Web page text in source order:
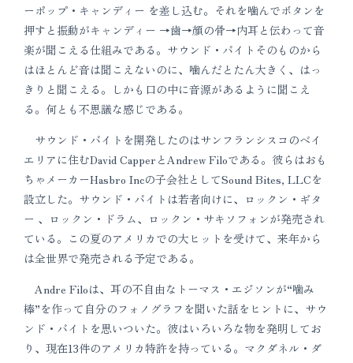
ーポップ・キャンディー を差し込む。それを噛んでボタンを
押すと振動がキャンディー →歯→顔の骨→内耳と伝わって音
楽が聞こえる仕組みである。サウンド・バイトそのものから
はほとんど音は聞こえないのに、噛んだとたん大きく、はっ
きりと聞こえる。しかも口の中に音源があるように聞こえ
る。何とも不思議な感じである。
サウンド・バイトを開発したのはサンフランシスコのベイ
エリアに住むDavid CapperとAndrew Filoである。彼らはおも
ちゃメーカーHasbro Incの子会社としてSound Bites, LLCを
設立した。サウンド・バイトは若者向けに、ロックン・ギタ
ー 、ロックン・ドラム、ロックン・サキソフォンが発売され
ている。この夏のアメリカでの大ヒットを受けて、来年から
は全世界で発売される予定である。
Andre Filoは、耳の不自由なトーマス・エジソンが“噛み
棒”を作って自分のフォノグラフを聞いた話をヒントに、サウ
ンド・バイトを思いついた。彼はいろいろな物を発明してお
り、現在13件のアメリカ特許を持っている。マクダネル・ダ